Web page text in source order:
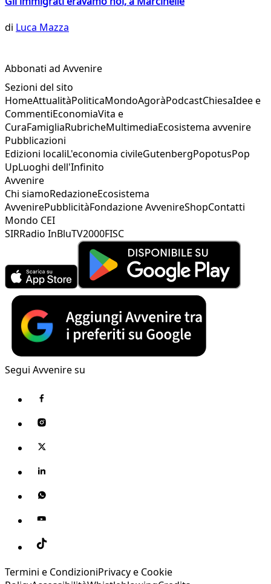
di Luca Mazza
Abbonati ad Avvenire
Sezioni del sito
HomeAttualitàPoliticaMondoAgoràPodcastChiesaIdee e
CommentiEconomiaVita e
CuraFamigliaRubricheMultimediaEcosistema avvenire
Pubblicazioni
Edizioni localiL'economia civileGutenbergPopotusPop
UpLuoghi dell'Infinito
Avvenire
Chi siamoRedazioneEcosistema
AvvenirePubblicitàFondazione AvvenireShopContatti
Mondo CEI
SIRRadio InBluTV2000FISC
Segui Avvenire su
Termini e CondizioniPrivacy e Cookie